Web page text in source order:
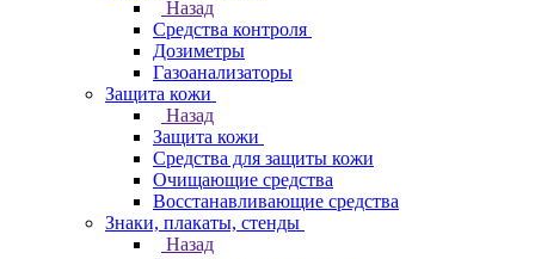
Назад
Средства контроля
Дозиметры
Газоанализаторы
Защита кожи
Назад
Защита кожи
Средства для защиты кожи
Очищающие средства
Восстанавливающие средства
Знаки, плакаты, стенды
Назад